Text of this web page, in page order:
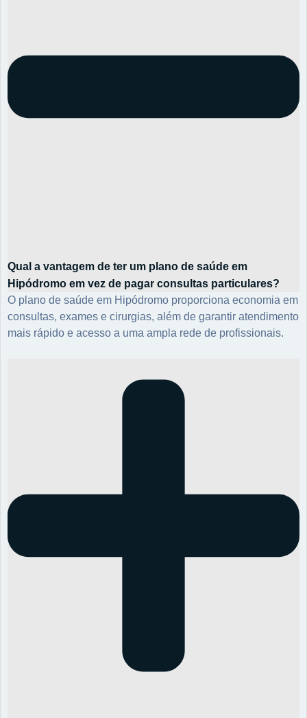
Qual a vantagem de ter um plano de saúde em
Hipódromo em vez de pagar consultas particulares?
O plano de saúde em Hipódromo proporciona economia em
consultas, exames e cirurgias, além de garantir atendimento
mais rápido e acesso a uma ampla rede de profissionais.